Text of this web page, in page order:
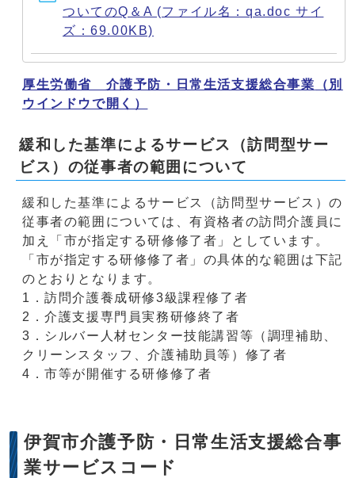
ついてのQ＆A (ファイル名：qa.doc サイ
ズ：69.00KB)
厚生労働省 介護予防・日常生活支援総合事業 （別
ウインドウで開く）
緩和した基準によるサービス（訪問型サー
ビス）の従事者の範囲について
緩和した基準によるサービス（訪問型サービス）の
従事者の範囲については、有資格者の訪問介護員に
加え「市が指定する研修修了者」としています。
「市が指定する研修修了者」の具体的な範囲は下記
のとおりとなります。
1．訪問介護養成研修3級課程修了者
2．介護支援専門員実務研修終了者
3．シルバー人材センター技能講習等（調理補助、
クリーンスタッフ、介護補助員等）修了者
4．市等が開催する研修修了者
伊賀市介護予防・日常生活支援総合事
業サービスコード